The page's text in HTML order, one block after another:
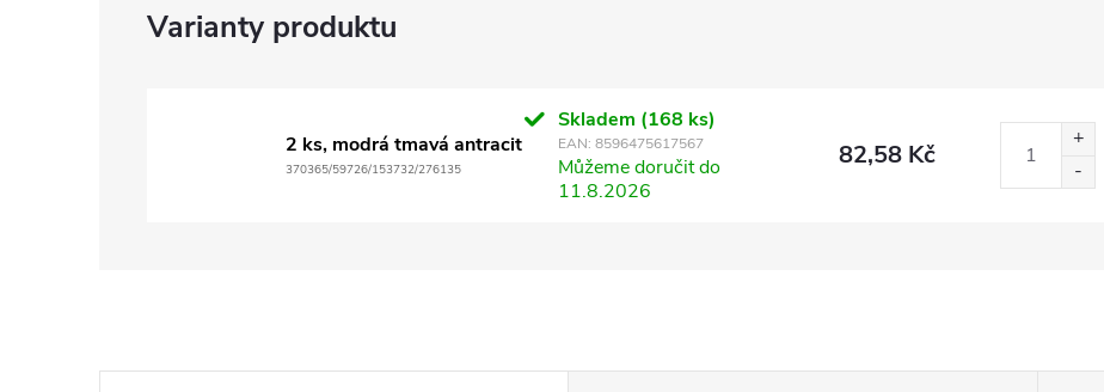
2 ks, modrá tmavá antracit
370365/59726/153732/276135
Skladem (168 ks)
EAN: 8596475617567
Můžeme doručit do
11.8.2026
82,58 Kč